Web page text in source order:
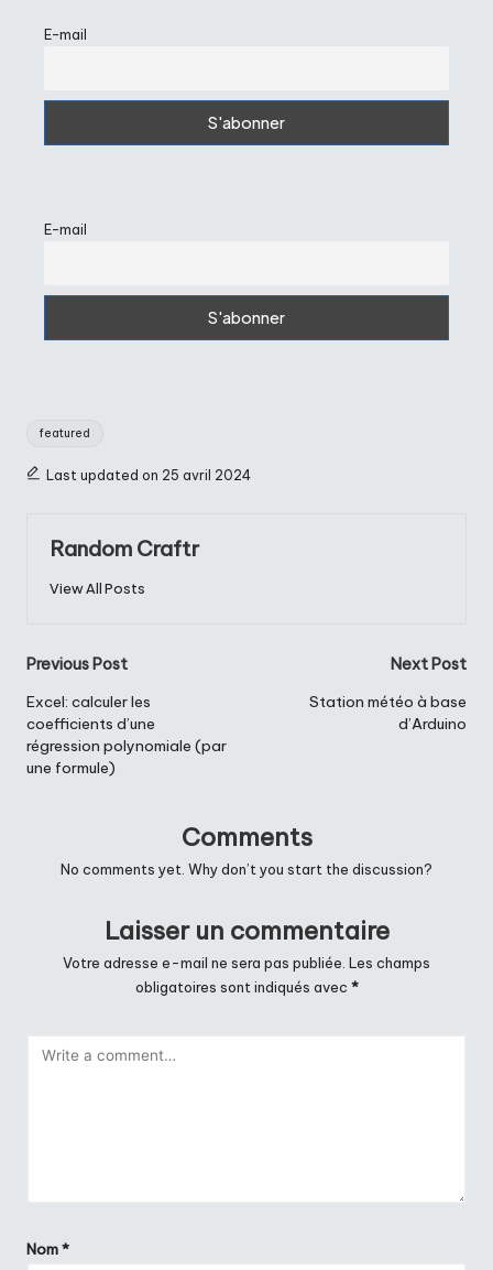
E-mail
E-mail
Tags:
featured
Last updated on 25 avril 2024
Random Craftr
View All Posts
Post
navigation
Previous Post
Excel: calculer les
coefficients d’une
régression polynomiale (par
une formule)
Next Post
Station météo à base
d’Arduino
Comments
No comments yet. Why don’t you start the discussion?
Laisser un commentaire
Votre adresse e-mail ne sera pas publiée. Les champs
obligatoires sont indiqués avec *
Nom*